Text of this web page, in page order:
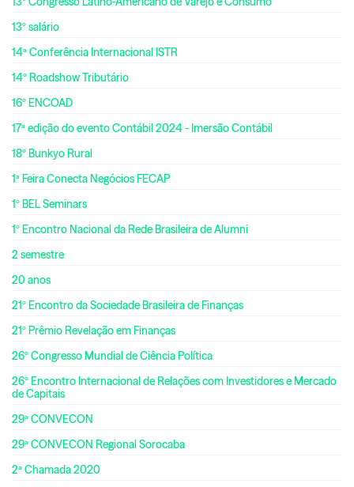
13º salário
14ª Conferência Internacional ISTR
14º Roadshow Tributário
16º ENCOAD
17ª edição do evento Contábil 2024 - Imersão Contábil
18º Bunkyo Rural
1ª Feira Conecta Negócios FECAP
1º BEL Seminars
1º Encontro Nacional da Rede Brasileira de Alumni
2 semestre
20 anos
21º Encontro da Sociedade Brasileira de Finanças
21º Prêmio Revelação em Finanças
26º Congresso Mundial de Ciência Política
26º Encontro Internacional de Relações com Investidores e Mercado
de Capitais
29ª CONVECON
29ª CONVECON Regional Sorocaba
2ª Chamada 2020